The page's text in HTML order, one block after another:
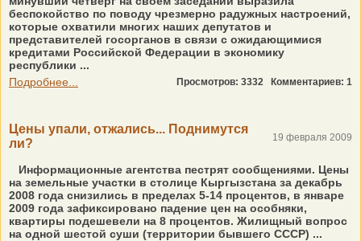
беспокойство по поводу чрезмерно радужных настроений,
которые охватили многих наших депутатов и
представителей госорганов в связи с ожидающимися
кредитами Российской Федерации в экономику
республики ...
Подробнее...
Просмотров: 3332 Комментариев: 1
Цены упали, отжались... Поднимутся
ли?
19 февраля 2009
Информационные агентства пестрят сообщениями. Цены
на земельные участки в столице Кыргызстана за декабрь
2008 года снизились в пределах 5-14 процентов, в январе
2009 года зафиксировано падение цен на особняки,
квартиры подешевели на 8 процентов. Жилищный вопрос
на одной шестой суши (территории бывшего СССР) ...